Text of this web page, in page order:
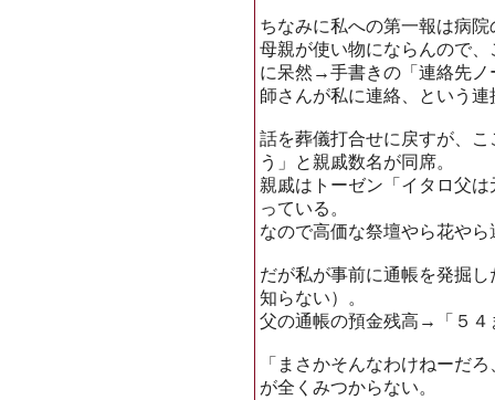
ちなみに私への第一報は病
母親が使い物にならんので
に呆然→手書きの「連絡先
師さんが私に連絡、という
話を葬儀打合せに戻すが、
う」と親戚数名が同席。
親戚はトーゼン「イタロ父
っている。
なので高価な祭壇やら花や
だが私が事前に通帳を発掘
知らない）。
父の通帳の預金残高→「５４
「まさかそんなわけねーだ
が全くみつからない。